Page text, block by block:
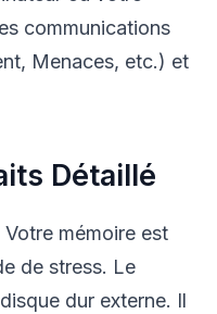
communications
Menaces, etc.) et
Détaillé
Votre mémoire est
de stress. Le
dur externe. Il